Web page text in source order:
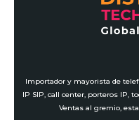
Importador y mayorista de
IP SIP, call center, porteros IP,
Ventas al gremio,